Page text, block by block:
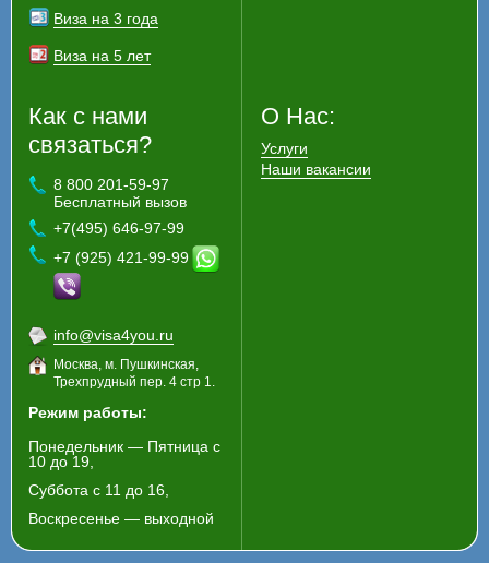
Виза на 3 года
Виза на 5 лет
Как с нами
связаться?
8 800 201-59-97
Бесплатный вызов
+7(495) 646-97-99
+7 (925) 421-99-99
info@visa4you.ru
Москва, м. Пушкинская,
Трехпрудный пер. 4 стр 1.
Режим работы:
Понедельник — Пятница с
10 до 19,
Суббота с 11 до 16,
Воскресенье — выходной
О Нас:
Услуги
Наши вакансии